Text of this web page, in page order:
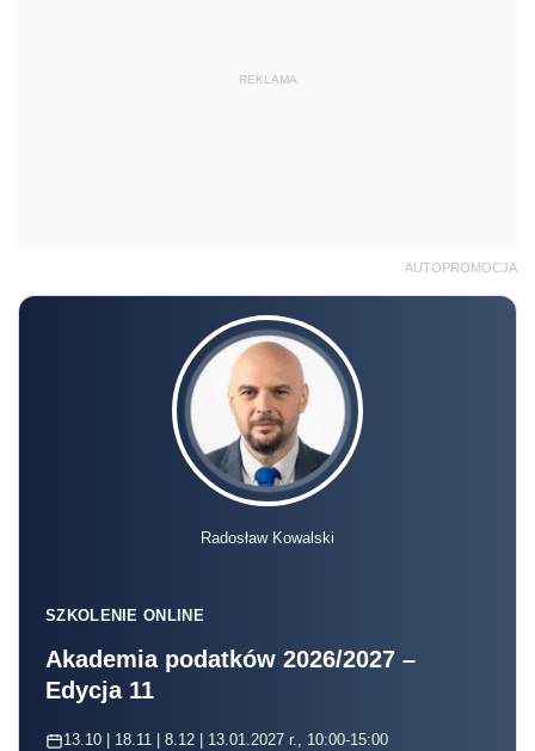
REKLAMA
AUTOPROMOCJA
Radosław Kowalski
SZKOLENIE ONLINE
Akademia podatków 2026/2027 –
Edycja 11
13.10 | 18.11 | 8.12 | 13.01.2027 r., 10:00-15:00